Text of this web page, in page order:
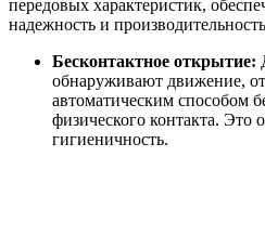
передовых характеристик,
надежность и
Бесконтактное открытие:
обнаруживают движение,
автоматическим способом
физического контакта. Это
гигиеничность.